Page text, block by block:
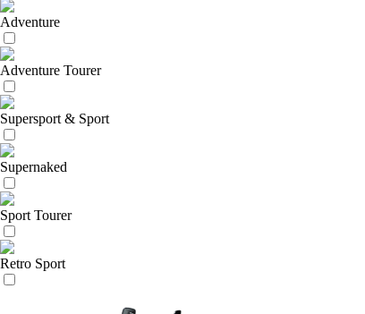
Adventure
Adventure Tourer
Supersport & Sport
Supernaked
Sport Tourer
Retro Sport